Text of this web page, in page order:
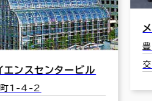
エンスセンタービル
町1-4-2
メ
豊
交